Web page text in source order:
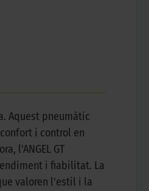
Aquest pneumàtic
i control en
l'ANGEL GT
i fiabilitat. La
valoren l'estil i la